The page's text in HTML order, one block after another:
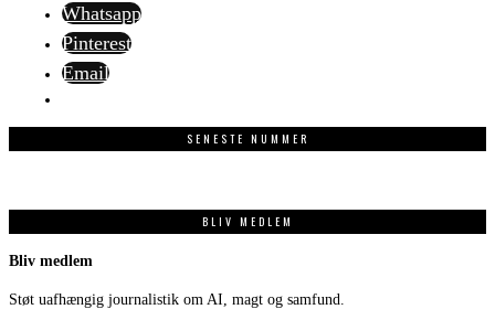
Whatsapp
Pinterest
Email
SENESTE NUMMER
BLIV MEDLEM
Bliv medlem
Støt uafhængig journalistik om AI, magt og samfund.